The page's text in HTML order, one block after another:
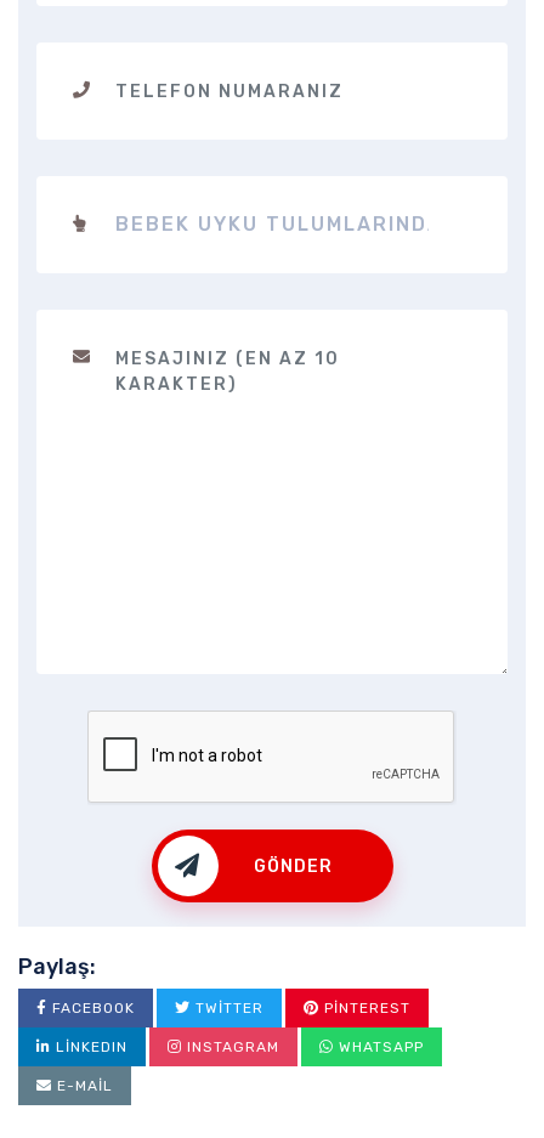
GÖNDER
Paylaş:
FACEBOOK TWITTER PINTEREST
LINKEDIN INSTAGRAM WHATSAPP
E-MAIL